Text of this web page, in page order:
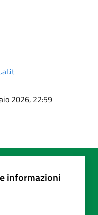
2026, 22:59
informazioni